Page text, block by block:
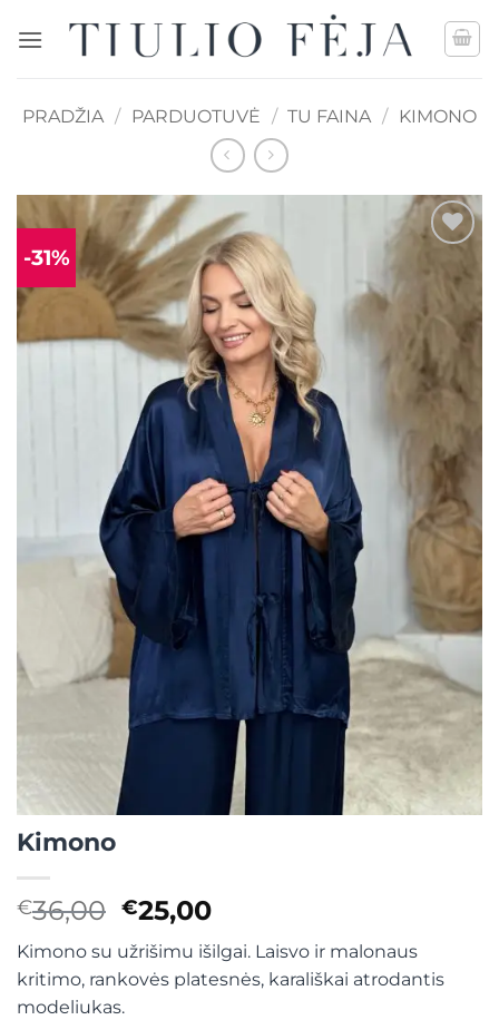
PRADŽIA / PARDUOTUVĖ / TU FAINA / KIMONO
-31% Mėgstamiausias
Kimono
€36,00 Original
price
was:
€36,00.
€25,00Current
price
is:
€25,00.
Kimono su užrišimu išilgai. Laisvo ir malonaus
kritimo, rankovės platesnės, karališkai atrodantis
modeliukas.